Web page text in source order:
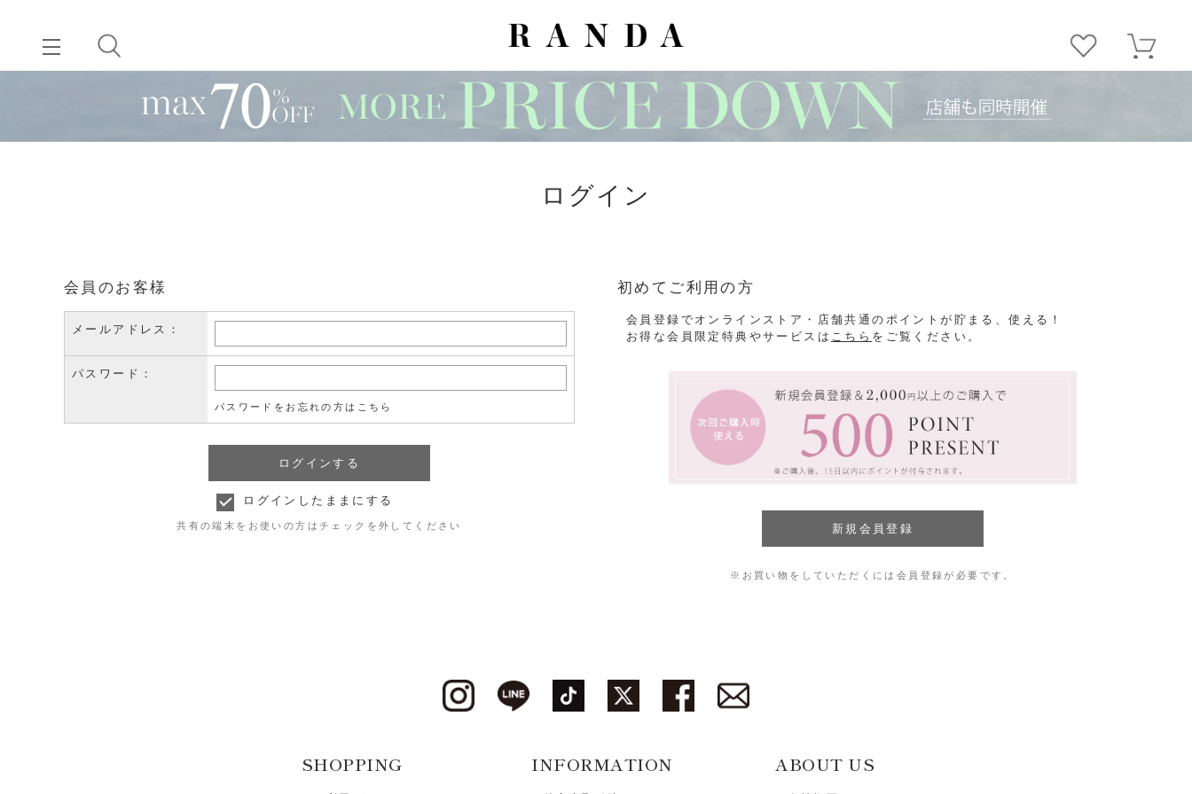
ログイン
会員のお客様
メールアドレス：
パスワード：
パスワードをお忘れの方はこちら
ログインしたままにする
共有の端末をお使いの方はチェックを外してください
初めてご利用の方
会員登録でオンラインストア・店舗共通のポイントが貯まる、使える！
お得な会員限定特典やサービスは こちら をご覧ください。
※お買い物をしていただくには会員登録が必要です。
SHOPPING INFORMATION ABOUT US